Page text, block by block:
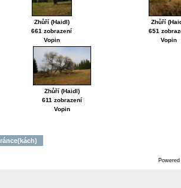
Zhůří (Haidl)
661 zobrazení
Vopin
Zhůří
651
Vopin
Zhůří (Haidl)
611 zobrazení
Vopin